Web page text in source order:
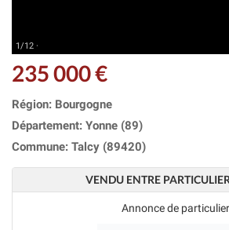
1/12 ·
235 000 €
Région: Bourgogne
Département: Yonne (89)
Commune: Talcy (89420)
VENDU ENTRE
Annonce de particulier